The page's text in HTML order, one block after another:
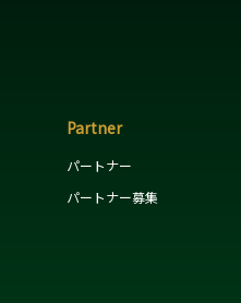
Partner
パートナー
パートナー募集